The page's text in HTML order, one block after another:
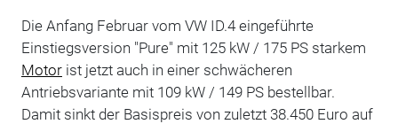
Die Anfang Februar vom VW ID.4 eingeführte
Einstiegsversion "Pure" mit 125 kW / 175 PS starkem
Motorist jetzt auch in einer schwächeren
Antriebsvariante mit 109 kW / 149 PS bestellbar.
Damit sinkt der Basispreis von zuletzt 38.450 Euro auf